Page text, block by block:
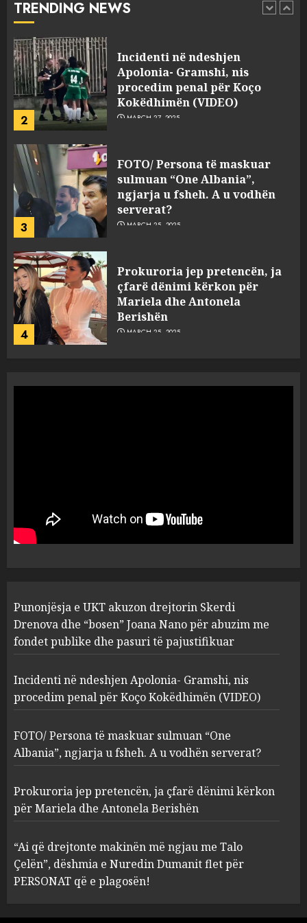
TRENDING NEWS
1
pasuri të pajustifikuar
2
Incidenti në ndeshjen
Apolonia- Gramshi, nis
procedim penal për Koço
Kokëdhimën (VIDEO)
MARCH 27, 2025
3
FOTO/ Persona të maskuar
sulmuan “One Albania”,
ngjarja u fsheh. A u vodhën
serverat?
MARCH 25, 2025
4
Prokuroria jep pretencën, ja
çfarë dënimi kërkon për
Mariela dhe Antonela
Berishën
MARCH 25, 2025
1
“bosen” Joana Nano për
abuzim me fondet publike dhe
pasuri të pajustifikuar
2
Apolonia- Gramshi, nis
procedim penal për Koço
Kokëdhimën (VIDEO)
MARCH 27, 2025
3
FOTO/ Persona të maskuar
sulmuan “One Albania”,
ngjarja u fsheh. A u vodhën
serverat?
4
Prokuroria jep pretencën, ja
çfarë dënimi kërkon për
Berishën
MARCH 25, 2025
“Ai që drejtonte makinën më
Punonjësja e UKT akuzon drejtorin Skerdi
Drenova dhe “bosen” Joana Nano për abuzim me
fondet publike dhe pasuri të pajustifikuar
Incidenti në ndeshjen Apolonia- Gramshi, nis
procedim penal për Koço Kokëdhimën (VIDEO)
FOTO/ Persona të maskuar sulmuan “One
Albania”, ngjarja u fsheh. A u vodhën serverat?
Prokuroria jep pretencën, ja çfarë dënimi kërkon
për Mariela dhe Antonela Berishën
“Ai që drejtonte makinën më ngjau me Talo
Çelën”, dëshmia e Nuredin Dumanit flet për
PERSONAT që e plagosën!